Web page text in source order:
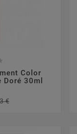
Color
Doré 30ml
€